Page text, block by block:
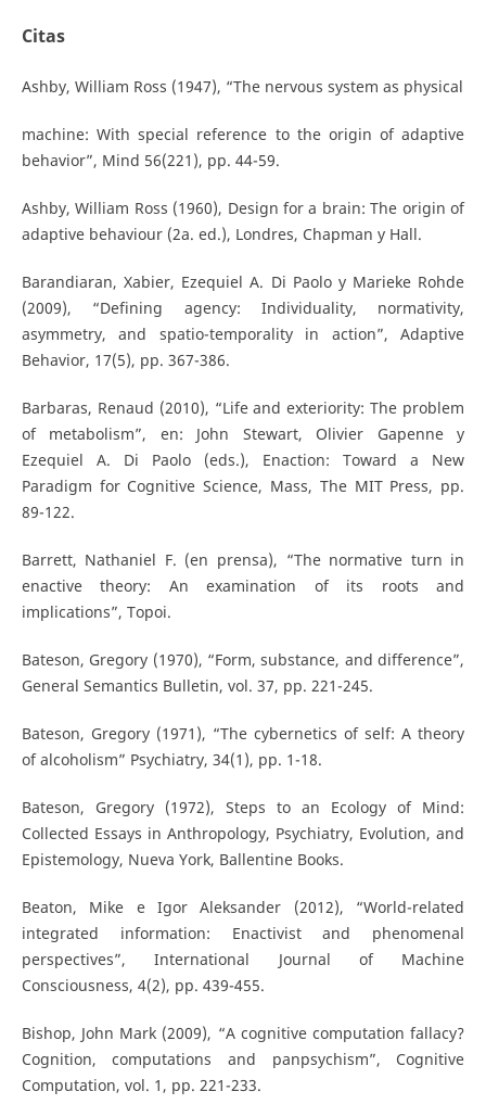
Citas
Ashby, William Ross (1947), “The nervous system as physical
machine: With special reference to the origin of adaptive
behavior”, Mind 56(221), pp. 44-59.
Ashby, William Ross (1960), Design for a brain: The origin of
adaptive behaviour (2a. ed.), Londres, Chapman y Hall.
Barandiaran, Xabier, Ezequiel A. Di Paolo y Marieke Rohde
(2009), “Defining agency: Individuality, normativity,
asymmetry, and spatio-temporality in action”, Adaptive
Behavior, 17(5), pp. 367-386.
Barbaras, Renaud (2010), “Life and exteriority: The problem
of metabolism”, en: John Stewart, Olivier Gapenne y
Ezequiel A. Di Paolo (eds.), Enaction: Toward a New
Paradigm for Cognitive Science, Mass, The MIT Press, pp.
89-122.
Barrett, Nathaniel F. (en prensa), “The normative turn in
enactive theory: An examination of its roots and
implications”, Topoi.
Bateson, Gregory (1970), “Form, substance, and difference”,
General Semantics Bulletin, vol. 37, pp. 221-245.
Bateson, Gregory (1971), “The cybernetics of self: A theory
of alcoholism” Psychiatry, 34(1), pp. 1-18.
Bateson, Gregory (1972), Steps to an Ecology of Mind:
Collected Essays in Anthropology, Psychiatry, Evolution, and
Epistemology, Nueva York, Ballentine Books.
Beaton, Mike e Igor Aleksander (2012), “World-related
integrated information: Enactivist and phenomenal
perspectives”, International Journal of Machine
Consciousness, 4(2), pp. 439-455.
Bishop, John Mark (2009), “A cognitive computation fallacy?
Cognition, computations and panpsychism”, Cognitive
Computation, vol. 1, pp. 221-233.